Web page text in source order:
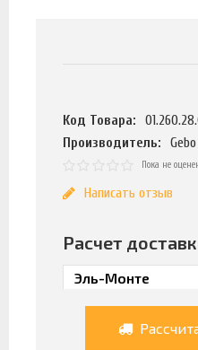
Код Товара:
Производитель:
Gebo
Пока не
Написать отзыв
Расчет